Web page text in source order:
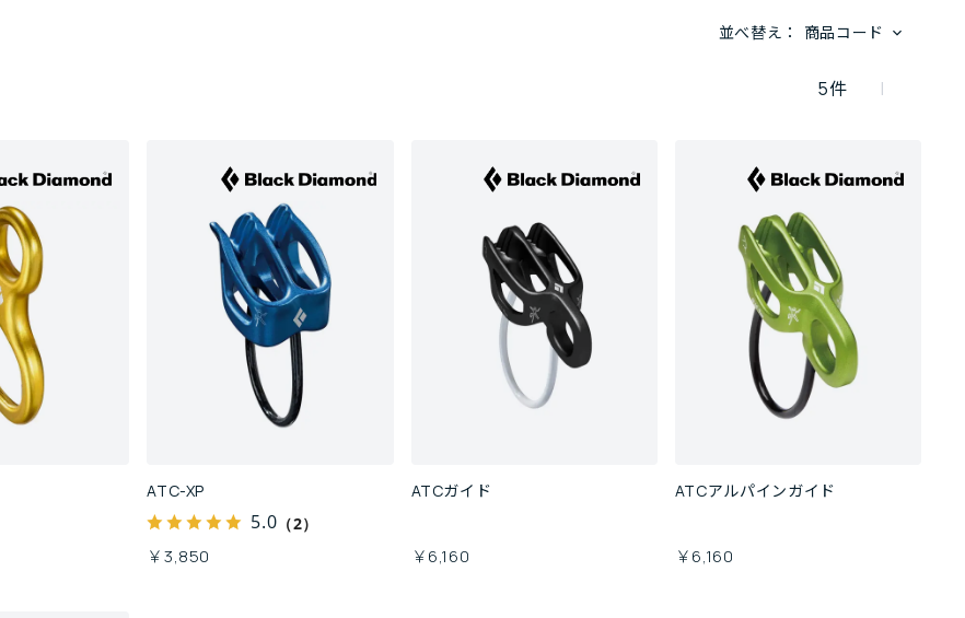
並べ替え： 商品コード
5件
ATC-XP
5.0 （2）
￥3,850
ATCガイド
￥6,160
ATCアルパインガイド
￥6,160